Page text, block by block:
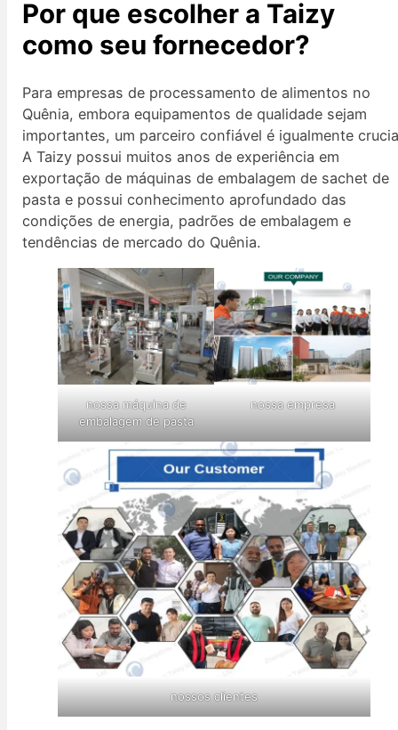
Por que escolher a Taizy
como seu fornecedor?
Para empresas de processamento de alimentos no
Quênia, embora equipamentos de qualidade sejam
importantes, um parceiro confiável é igualmente
A Taizy possui muitos anos de experiência em
exportação de máquinas de embalagem de sachet de
pasta e possui conhecimento aprofundado das
condições de energia, padrões de embalagem e
tendências de mercado do Quênia.
nossa máquina de
embalagem de pasta
nossa empresa
nossos clientes